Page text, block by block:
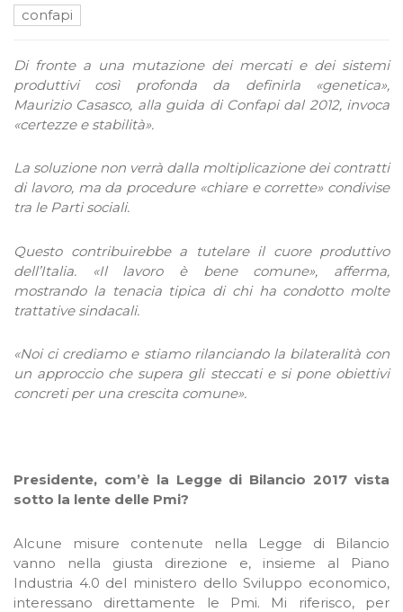
confapi
Di fronte a una mutazione dei mercati e dei sistemi
produttivi così profonda da definirla «genetica»,
Maurizio Casasco, alla guida di Confapi dal 2012, invoca
«certezze e stabilità».
La soluzione non verrà dalla moltiplicazione dei contratti
di lavoro, ma da procedure «chiare e corrette» condivise
tra le Parti sociali.
Questo contribuirebbe a tutelare il cuore produttivo
dell’Italia. «Il lavoro è bene comune», afferma,
mostrando la tenacia tipica di chi ha condotto molte
trattative sindacali.
«Noi ci crediamo e stiamo rilanciando la bilateralità con
un approccio che supera gli steccati e si pone obiettivi
concreti per una crescita comune».
Presidente, com’è la Legge di Bilancio 2017 vista
sotto la lente delle Pmi?
Alcune misure contenute nella Legge di Bilancio
vanno nella giusta direzione e, insieme al Piano
Industria 4.0 del ministero dello Sviluppo economico,
interessano direttamente le Pmi. Mi riferisco, per